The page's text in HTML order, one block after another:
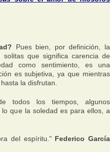
Pues bien, por definición, la
solitasque significa carencia de
como sentimiento, es una
es subjetiva, ya que mientras
la disfrutan.
todos los tiempos, algunos
que la soledad es para ellos, a
del espíritu." Federico García